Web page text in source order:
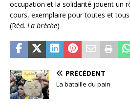
occupation et la solidarité jouent un
cours, exemplaire pour toutes et tous
(Réd. La brèche)
PRÉCÉDENT
La bataille du pain